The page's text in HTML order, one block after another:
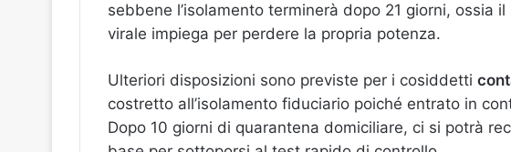
sebbene l’isolamento terminerà dopo 21 giorni, ossia
virale impiega per perdere la propria potenza.
Ulteriori disposizioni sono previste per i cosiddetti
costretto all’isolamento fiduciario poiché entrato in
Dopo 10 giorni di quarantena domiciliare, ci si potrà